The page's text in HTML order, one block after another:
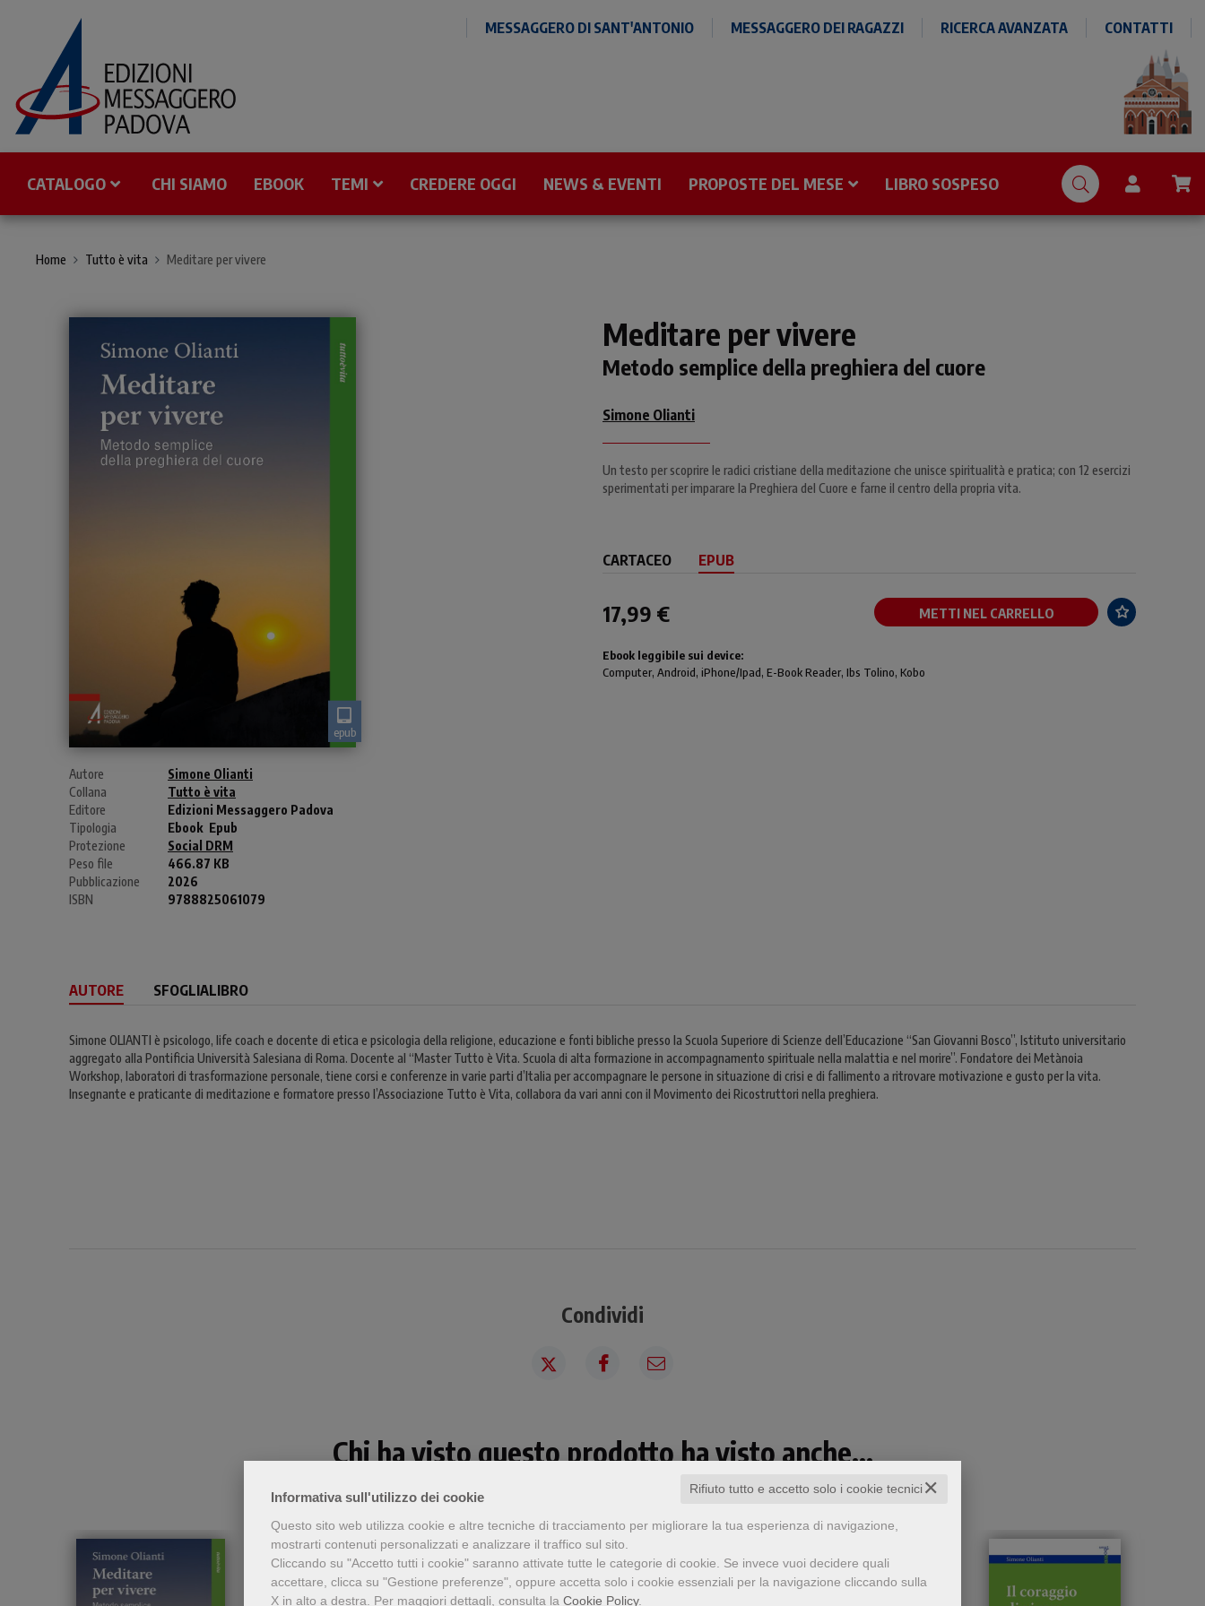
Informativa sull'utilizzo dei cookie ✕
Rifiuto tutto e accetto solo i cookie tecnici
Questo sito web utilizza cookie e altre tecniche di tracciamento per migliorare la tua esperienza di navigazione,
mostrarti contenuti personalizzati e analizzare il traffico sul sito.
Cliccando su "Accetto tutti i cookie" saranno attivate tutte le categorie di cookie. Se invece vuoi decidere quali
accettare, clicca su "Gestione preferenze", oppure accetta solo i cookie essenziali per la navigazione cliccando sulla
X in alto a destra. Per maggiori dettagli, consulta la Cookie Policy.
MESSAGGERO DI SANT'ANTONIO MESSAGGERO DEI RAGAZZI RICERCA AVANZATA CONTATTI
CATALOGO CHI SIAMO EBOOK TEMI CREDERE OGGI NEWS & EVENTI PROPOSTE DEL MESE LIBRO SOSPESO
Home Tutto è vita Meditare per vivere
epub
Autore
Simone Olianti
Collana
Tutto è vita
Editore
Edizioni Messaggero Padova
Tipologia
Ebook Epub
Protezione
Social DRM
Peso file
466.87 KB
Pubblicazione
2026
ISBN
9788825061079
Meditare per vivere
Metodo semplice della preghiera del cuore
Simone Olianti
Un testo per scoprire le radici cristiane della meditazione che unisce spiritualità e pratica; con 12 esercizi
sperimentati per imparare la Preghiera del Cuore e farne il centro della propria vita.
CARTACEO EPUB
17,99 € METTI NEL CARRELLO
Ebook leggibile sui device:
Computer, Android, iPhone/Ipad, E-Book Reader, Ibs Tolino, Kobo
AUTORE SFOGLIALIBRO
Simone OLIANTI è psicologo, life coach e docente di etica e psicologia della religione, educazione e fonti bibliche presso la Scuola Superiore di Scienze dell’Educazione “San Giovanni Bosco”, Istituto universitario
aggregato alla Pontificia Università Salesiana di Roma. Docente al “Master Tutto è Vita. Scuola di alta formazione in accompagnamento spirituale nella malattia e nel morire”. Fondatore dei Metànoia
Workshop, laboratori di trasformazione personale, tiene corsi e conferenze in varie parti d’Italia per accompagnare le persone in situazione di crisi e di fallimento a ritrovare motivazione e gusto per la vita.
Insegnante e praticante di meditazione e formatore presso l’Associazione Tutto è Vita, collabora da vari anni con il Movimento dei Ricostruttori nella preghiera.
Condividi
Chi ha visto questo prodotto ha visto anche...